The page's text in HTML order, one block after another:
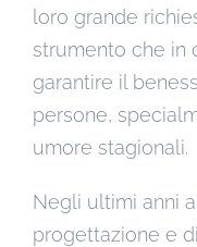
loro grande
strumento che in
garantire il
persone,
umore stagionali.
Negli ultimi anni
progettazione e